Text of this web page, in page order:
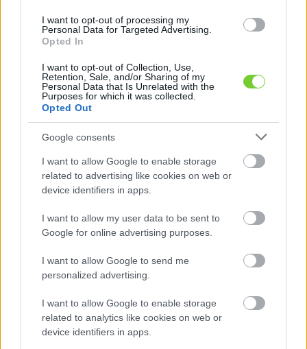
I want to opt-out of processing my
Personal Data for Targeted Advertising.
Opted In
I want to opt-out of Collection, Use,
Retention, Sale, and/or Sharing of my
Personal Data that Is Unrelated with the
Purposes for which it was collected.
Opted Out
Google consents
I want to allow Google to enable storage
related to advertising like cookies on web or
device identifiers in apps.
I want to allow my user data to be sent to
Google for online advertising purposes.
I want to allow Google to send me
personalized advertising.
I want to allow Google to enable storage
related to analytics like cookies on web or
device identifiers in apps.
KERTÉSZ ÉS KERTÉSZET REGISZTRÁCIÓ
Korai juhar (Acer
platanoides
'Drummondii')
Tekintélyes megjelenésű, de csak középmagas (30 m-re
tojásdad, de a magányos példányoké egyre inkább a
gömbhöz közelít. Alakja messziről a tölgyére emlékeztet.
magasan elágazó. Kérge fiatalon szürkésbarna, sima, az
idősebb fáké hosszában sekélyen repedezett,
kopaszok, fényes barnák, a tölgyénél karcsúbbak és
hosszabbak; megsebezve fehér tejnedvet engednek.
Vesszői barnák, simák, hamvasak. Kérge alatt a fája